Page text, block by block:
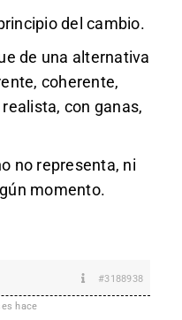
del cambio.
de una alternativa
coherente,
con ganas,
no representa, ni
momento.
#3188938
hace